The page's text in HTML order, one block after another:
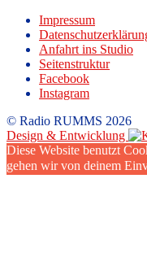
Impressum
Anfahrt ins Studio
Seitenstruktur
Facebook
Instagram
© Radio RUMMS 2026
Design & Entwicklung
Diese Website benutzt
gehen wir von deinem